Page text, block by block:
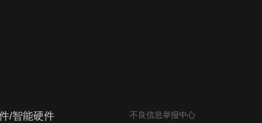
/智能硬件
不良信息举报中心